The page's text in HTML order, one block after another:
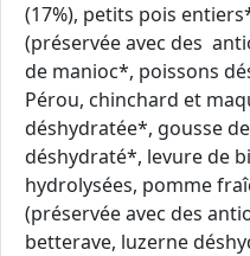
(17%), petits pois
(préservée avec des
de manioc*, poissons
Pérou, chinchard et
déshydratée*, gousse
déshydraté*, levure de
hydrolysées, pomme
(préservée avec des
betterave, luzerne